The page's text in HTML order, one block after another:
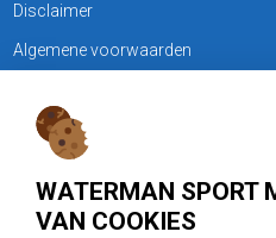
WATERMAN SPORT
VAN COOKIES
Disclaimer
Algemene voorwaarden
KLANTENSERVICE
Treubweg 15-17, 1112 BA Diemen
020 - 6901044